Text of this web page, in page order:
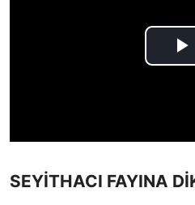
SEYİTHACI FAYINA